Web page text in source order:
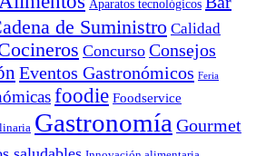
Aparatos tecnológicos
de Suministro Calidad
Concurso Consejos
Eventos Gastronómicos Feria
foodie Foodservice
Gastronomía Gourmet